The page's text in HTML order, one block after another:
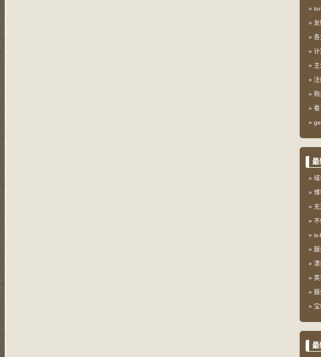
友
各
计
注
购
看
最
域
博
无
不
漂
英
宝
最